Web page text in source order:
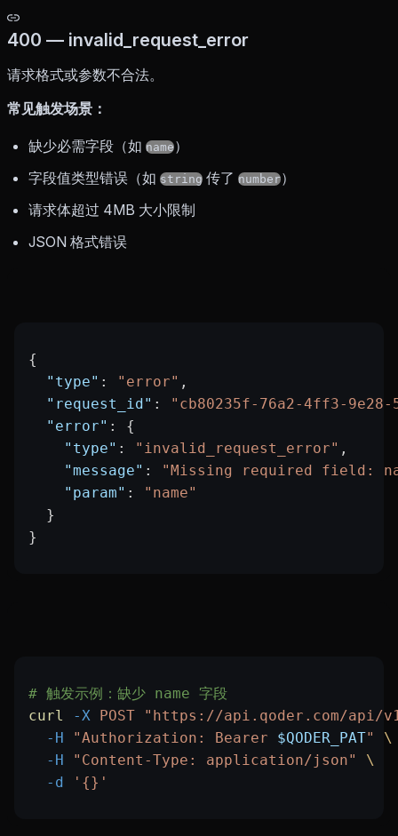
400 — invalid_request_error
请求格式或参数不合法。
常见触发场景：
缺少必需字段（如 name）
字段值类型错误（如 string 传了 number）
请求体超过 4MB 大小限制
JSON 格式错误
{
  "type"
: "error" ,
  "request_id"
:
"cb80235f-76a2-4ff3-9e28-
  "error"
: {
    "type"
: "invalid_request_error" ,
    "message"
:
"Missing required field:
    "param"
:
"name"
  }
}
# 触发示例：缺少 name 字段
curl
-X POST "https://api.qoder.com/api/
  -H
"Authorization: Bearer $QODER_PAT"
\
  -H
"Content-Type: application/json"
\
  -d
'{}'